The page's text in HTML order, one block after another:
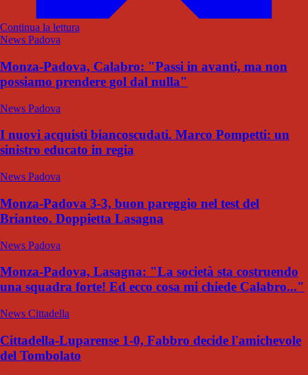
Continua la lettura
News Padova
Monza-Padova, Calabro: "Passi in avanti, ma non
possiamo prendere gol dal nulla"
News Padova
I nuovi acquisti biancoscudati. Marco Pompetti: un
sinistro educato in regia
News Padova
Monza-Padova 3-3, buon pareggio nel test del
Brianteo. Doppietta Lasagna
News Padova
Monza-Padova, Lasagna: "La società sta costruendo
una squadra forte! Ed ecco cosa mi chiede Calabro..."
News Cittadella
Cittadella-Luparense 1-0, Fabbro decide l'amichevole
del Tombolato